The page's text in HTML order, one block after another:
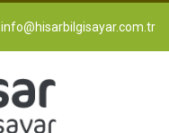
info@hisarbilgisayar.com.tr